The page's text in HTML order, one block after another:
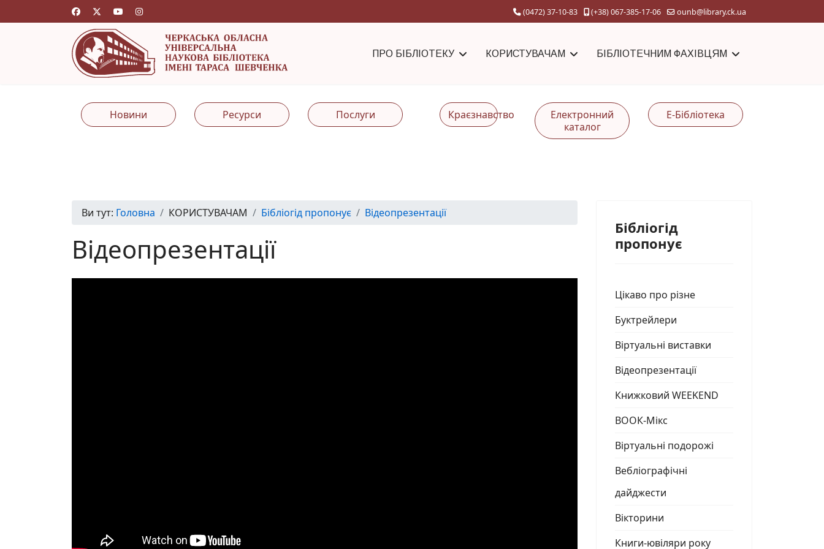
(0472) 37-10-83 (+38) 067-385-17-06 ounb@library.ck.ua
ПРО БІБЛІОТЕКУ КОРИСТУВАЧАМ БІБЛІОТЕЧНИМ ФАХІВЦЯМ
Новини Ресурси Послуги Краєзнавство
Електронний
каталог
Е-Бібліотека
Ви тут: Головна КОРИСТУВАЧАМ Бібліогід пропонує Відеопрезентації
Відеопрезентації
Бібліогід
пропонує
Цікаво про різне
Буктрейлери
Віртуальні виставки
Відеопрезентації
Книжковий WEEKEND
ВООК-Мікс
Віртуальні подорожі
Вебліографічні
дайджести
Вікторини
Книги-ювіляри року